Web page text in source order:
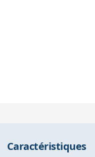
Caractéristiques